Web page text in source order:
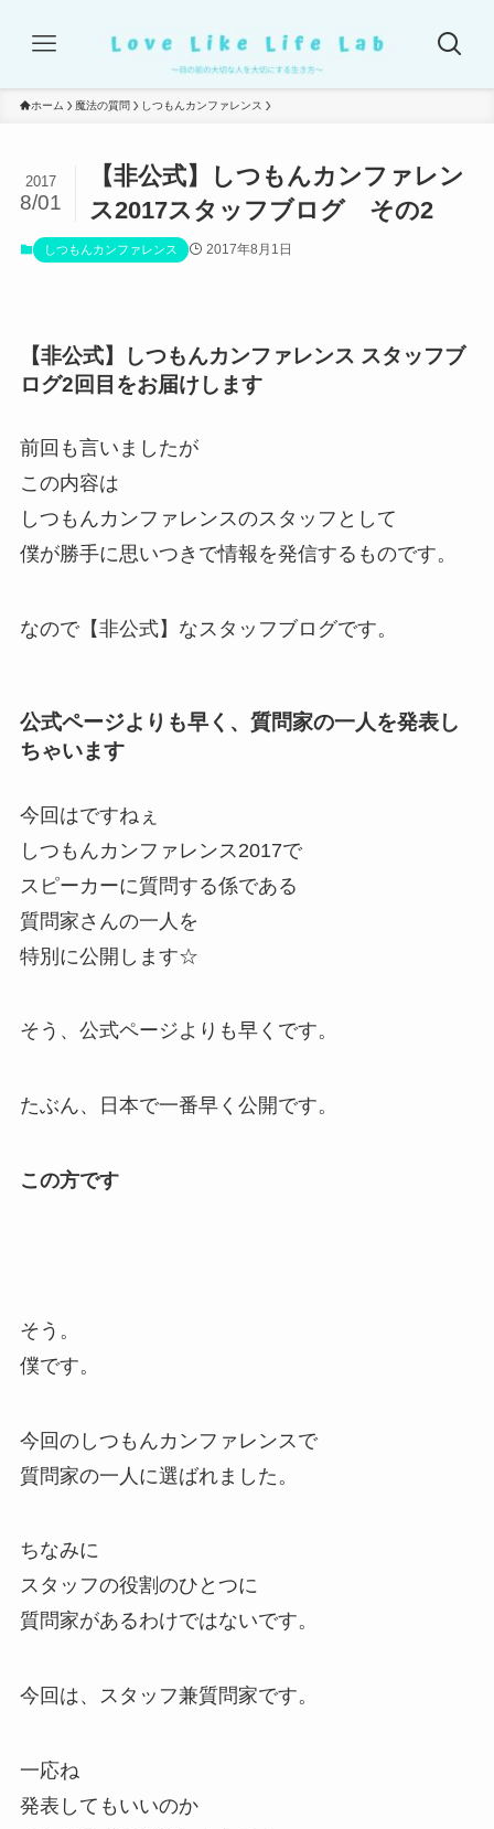
ホーム 魔法の質問 しつもんカンファレンス
【非公式】しつもんカンファレン
ス2017スタッフブログ その2
2017
8/01
しつもんカンファレンス 2017年8月1日
【非公式】しつもんカンファレンス スタッフブ
ログ2回目をお届けします
前回も言いましたが
この内容は
しつもんカンファレンスのスタッフとして
僕が勝手に思いつきで情報を発信するものです。
なので【非公式】なスタッフブログです。
公式ページよりも早く、質問家の一人を発表し
ちゃいます
今回はですねぇ
しつもんカンファレンス2017で
スピーカーに質問する係である
質問家さんの一人を
特別に公開します☆
そう、公式ページよりも早くです。
たぶん、日本で一番早く公開です。
この方です
そう。
僕です。
今回のしつもんカンファレンスで
質問家の一人に選ばれました。
ちなみに
スタッフの役割のひとつに
質問家があるわけではないです。
今回は、スタッフ兼質問家です。
一応ね
発表してもいいのか